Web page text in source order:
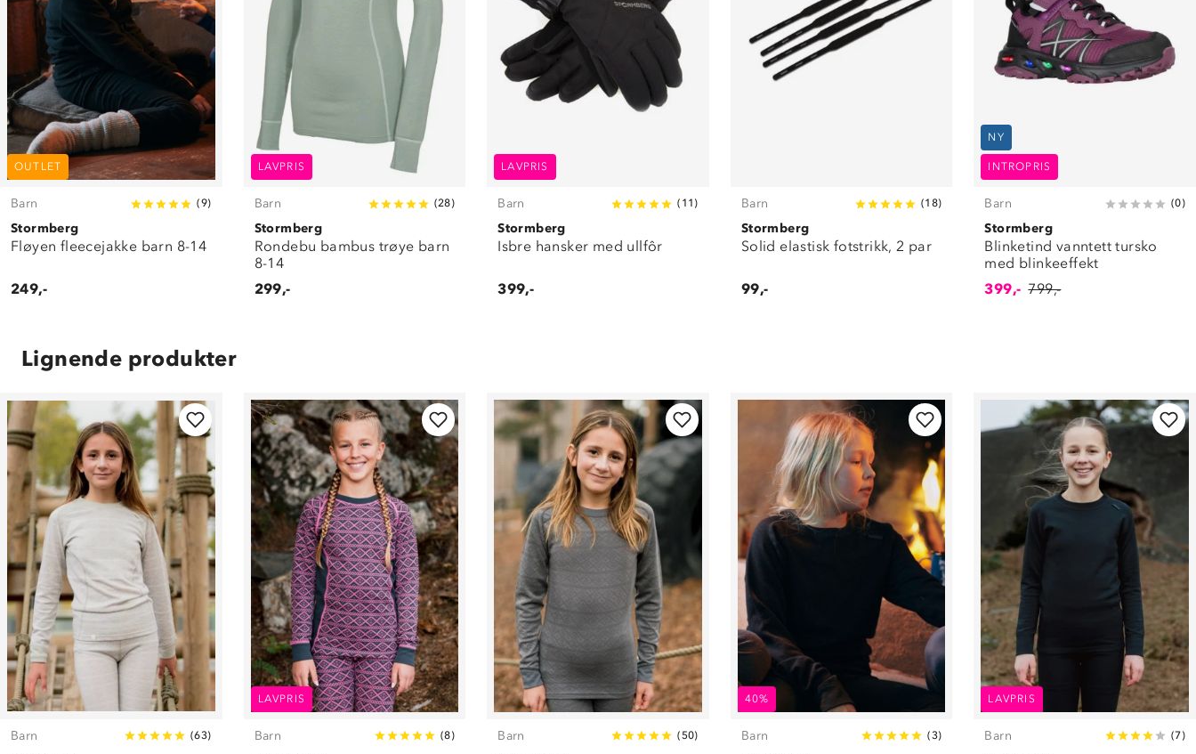
OUTLET
Barn (9)
Stormberg
Fløyen fleecejakke barn 8-14
249,-
LAVPRIS
Barn (28)
Stormberg
Rondebu bambus trøye barn
8-14
299,-
LAVPRIS
Barn ( 11 )
Stormberg
Isbre hansker med ullfôr
399,-
Barn (18)
Stormberg
Solid elastisk fotstrikk, 2 par
99,-
NY
INTROPRIS
Barn (0)
Stormberg
Blinketind vanntett tursko
med blinkeeffekt
399,- 799,-
Lignende produkter
Barn (63)
LAVPRIS
Barn (8) Barn (50)
40%
Barn (3)
LAVPRIS
Barn (7)